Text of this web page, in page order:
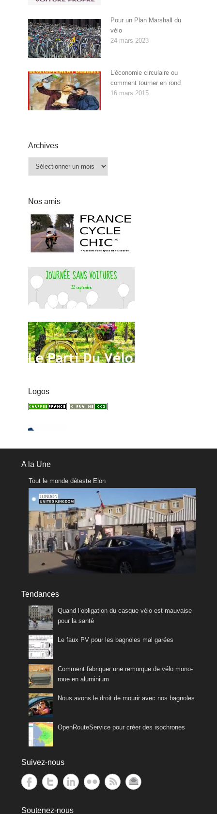
Pour un Plan Marshall du
vélo
24 mars 2023
L’économie circulaire ou
comment tourner en rond
16 mars 2015
Archives
Nos amis
Logos
A la Une
Tout le monde déteste Elon
Tendances
Quand l’obligation du casque vélo est mauvaise
pour la santé
Le faux PV pour les bagnoles mal garées
Comment fabriquer une remorque de vélo mono-
roue en aluminium
Nous avons le droit de mourir avec nos bagnoles
OpenRouteService pour créer des isochrones
Suivez-nous
Soutenez-nous